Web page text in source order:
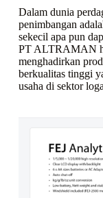
Dalam dunia
penimbangan
sekecil apa pun
PT ALTRAMAN
menghadirkan
berkualitas tinggi
usaha di sektor